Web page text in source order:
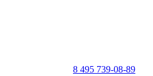
8 495 739-08-89